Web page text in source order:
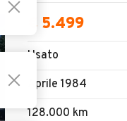
€ 5.499
Usato
Aprile 1984
128.000 km